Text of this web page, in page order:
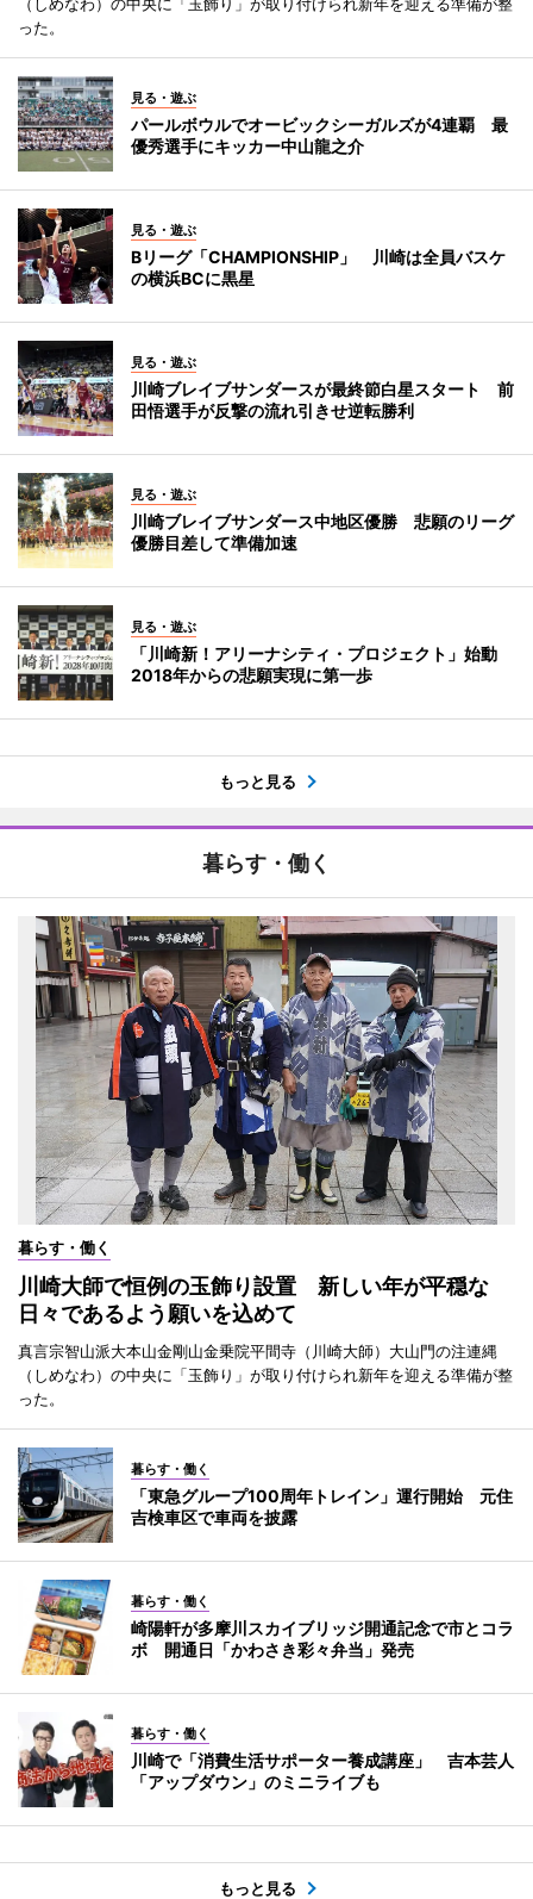
った。
見る・遊ぶ
パールボウルでオービックシーガルズが4連覇 最
優秀選手にキッカー中山龍之介
見る・遊ぶ
Bリーグ「CHAMPIONSHIP」 川崎は全員バスケ
の横浜BCに黒星
見る・遊ぶ
川崎ブレイブサンダースが最終節白星スタート 前
田悟選手が反撃の流れ引きせ逆転勝利
見る・遊ぶ
川崎ブレイブサンダース中地区優勝 悲願のリーグ
優勝目差して準備加速
見る・遊ぶ
「川崎新！アリーナシティ・プロジェクト」始動
2018年からの悲願実現に第一歩
もっと見る
暮らす・働く
暮らす・働く
川崎大師で恒例の玉飾り設置 新しい年が平穏な
日々であるよう願いを込めて
真言宗智山派大本山金剛山金乗院平間寺（川崎大師）大山門の注連縄
（しめなわ）の中央に「玉飾り」が取り付けられ新年を迎える準備が整
った。
暮らす・働く
「東急グループ100周年トレイン」運行開始 元住
吉検車区で車両を披露
暮らす・働く
崎陽軒が多摩川スカイブリッジ開通記念で市とコラ
ボ 開通日「かわさき彩々弁当」発売
暮らす・働く
川崎で「消費生活サポーター養成講座」 吉本芸人
「アップダウン」のミニライブも
もっと見る